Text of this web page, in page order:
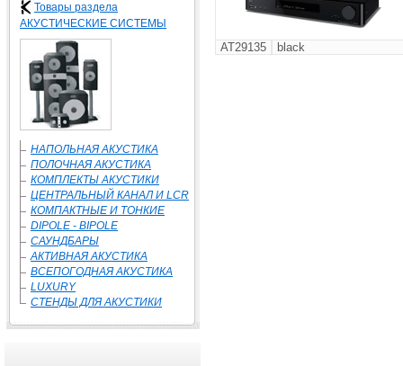
Товары раздела
АКУСТИЧЕСКИЕ СИСТЕМЫ
НАПОЛЬНАЯ АКУСТИКА
ПОЛОЧНАЯ АКУСТИКА
КОМПЛЕКТЫ АКУСТИКИ
ЦЕНТРАЛЬНЫЙ КАНАЛ И LCR
КОМПАКТНЫЕ И ТОНКИЕ
DIPOLE - BIPOLE
САУНДБАРЫ
АКТИВНАЯ АКУСТИКА
ВСЕПОГОДНАЯ АКУСТИКА
LUXURY
СТЕНДЫ ДЛЯ АКУСТИКИ
AT29135 black